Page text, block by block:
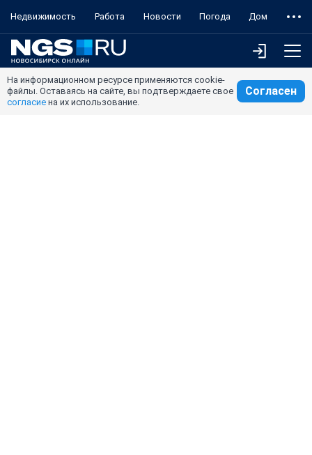
Недвижимость Работа Новости Погода Дом
На информационном ресурсе применяются cookie-
файлы. Оставаясь на сайте, вы подтверждаете свое
согласие на их использование.
Согласен